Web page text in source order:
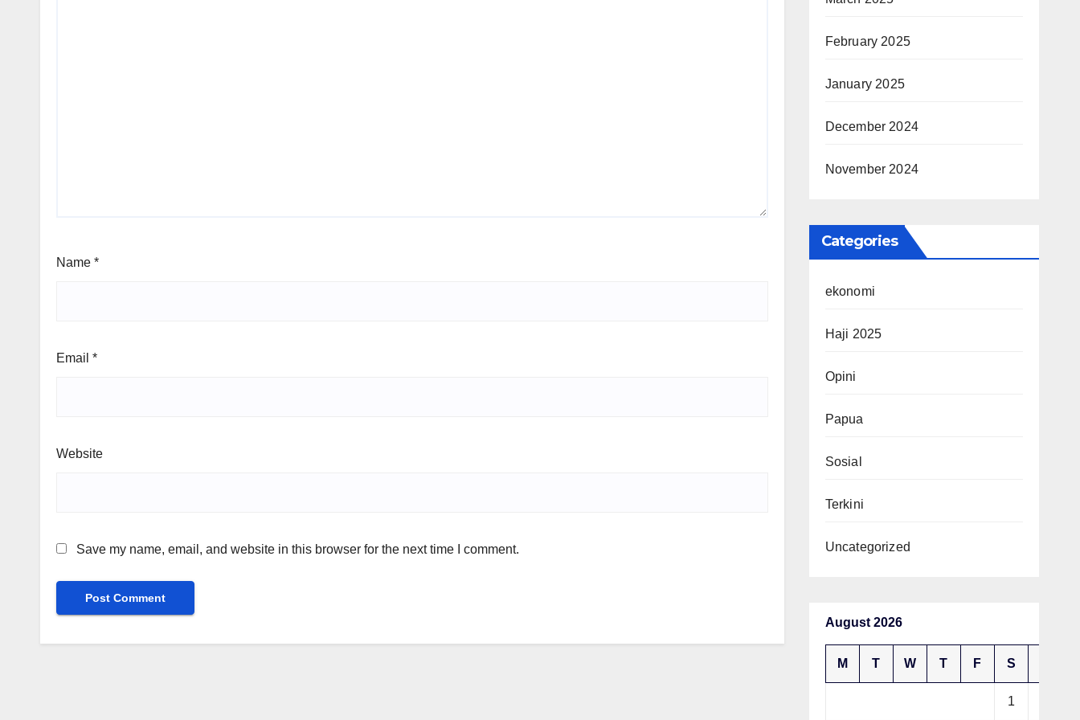
Name *
Email *
Website
Save my name, email, and website in this browser for the next time I comment.
February 2025
January 2025
December 2024
November 2024
Categories
ekonomi
Haji 2025
Opini
Papua
Sosial
Terkini
Uncategorized
August 2026
M T W T F S
1